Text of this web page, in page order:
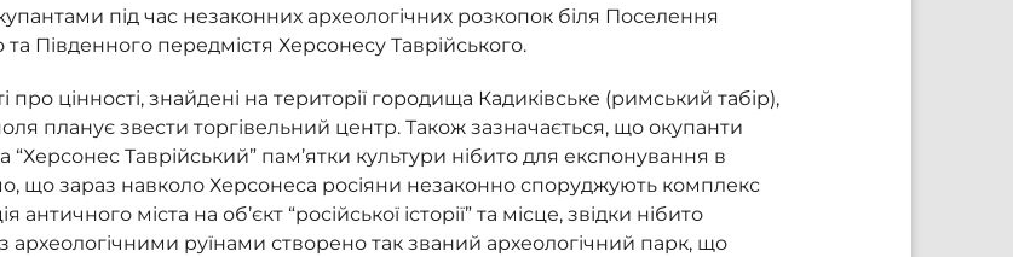
під час незаконних археологічних розкопок біля Поселення
Південного передмістя Херсонесу Таврійського.
цінності, знайдені на території городища Кадиківське (римський табір),
планує звести торгівельний центр. Також зазначається, що окупанти
“Херсонес Таврійський” пам’ятки культури нібито для експонування в
що зараз навколо Херсонеса росіяни незаконно споруджують комплекс
міста на об’єкт “російської історії” та місце, звідки нібито
руїнами створено так званий археологічний парк, що